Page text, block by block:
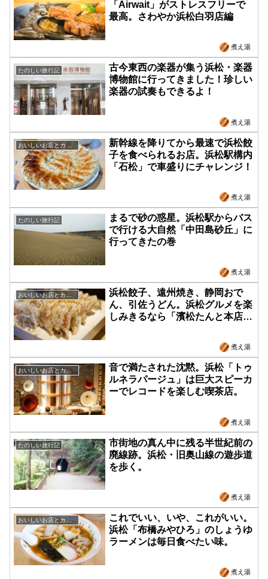
「Airwait」がストレスフリーで
最高。さわやか浜松白羽店編
煮え湯
たのしい旅行記
古今東西の楽器が集う浜松・楽器
博物館に行ってきました！珍しい
楽器の試奏もできるよ！
煮え湯
おいしいお店とカフェ
新幹線を降りてから最速で浜松餃
子を食べられるお店。浜松駅構内
「石松」で車盛りにチャレンジ！
煮え湯
たのしい旅行記
まるで砂の惑星。浜松駅からバス
で行ける大自然「中田島砂丘」に
行ってきたの巻
煮え湯
おいしいお店とカフェ
浜松餃子、遠州焼き、静岡おで
ん、引佐うどん。浜松グルメを楽
しみきるなら「濱松たんと本店」
煮え湯
おいしいお店とカフェ
音で満たされた沈黙。浜松「トゥ
ルネラパージュ」は巨大スピーカ
ーでレコードを楽しむ喫茶店。
煮え湯
たのしい旅行記
市街地の真ん中に残る半世紀前の
廃線跡。浜松・旧奥山線の遊歩道
を歩く。
煮え湯
おいしいお店とカフェ
これでいい、いや、これがいい。
浜松「布橋みやひろ」のしょうゆ
ラーメンは毎日食べたい味。
煮え湯